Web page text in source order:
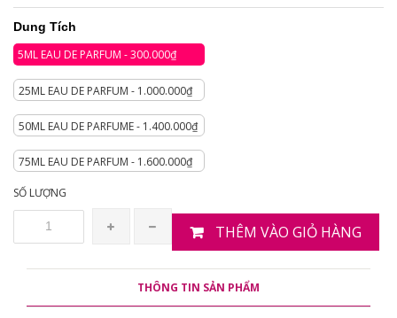
Dung Tích
5ML EAU DE PARFUM - 300.000₫
25ML EAU DE PARFUM - 1.000.000₫
50ML EAU DE PARFUME - 1.400.000₫
75ML EAU DE PARFUM - 1.600.000₫
SỐ LƯỢNG
THÊM VÀO GIỎ HÀNG
THÔNG TIN SẢN PHẨM